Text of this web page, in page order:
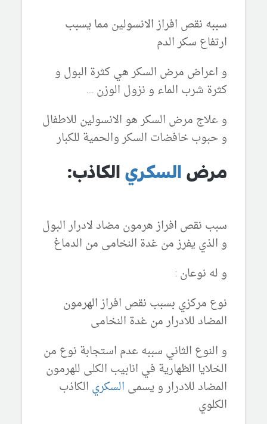
سببه نقص افراز الانسولين مما يسبب
ارتفاع سكر الدم
و اعراض مرض السكر هي كثرة البول و
كثرة شرب الماء و نزول الوزن ....
و علاج مرض السكر هو الانسولين للاطفال
و حبوب خافضات السكر والحمية للكبار
مرض السكري الكاذب:
سبب نقص افراز هرمون مضاد لادرار البول
و الذي يفرز من غدة النخامى من الدماغ
و له نوعان :
نوع مركزي بسبب نقص افراز الهرمون
المضاد للادرار من غدة النخامى
و النوع الثاني سببه عدم استجابة نوع من
الخلايا الظهارية في انابيب الكلى للهرمون
المضاد للادرار و يسمى السكري الكاذب
الكلوي